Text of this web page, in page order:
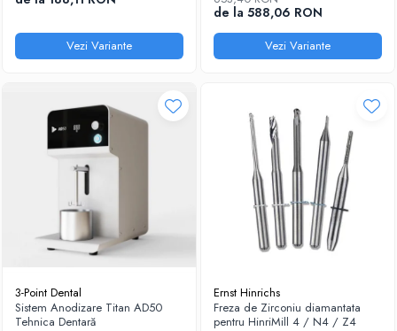
Vezi Variante
de la 588,06 RON
Vezi Variante
3-Point Dental
Sistem Anodizare Titan AD50
Tehnica Dentară
Ernst Hinrichs
Freza de Zirconiu diamantata
pentru HinriMill 4 / N4 / Z4